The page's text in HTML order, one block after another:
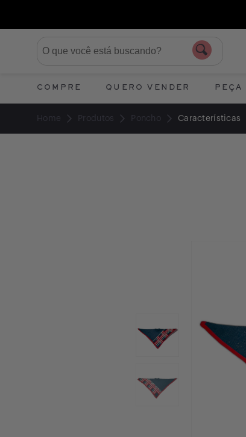
COMPRE QUERO VENDER PEÇA
Home Produtos Poncho Características